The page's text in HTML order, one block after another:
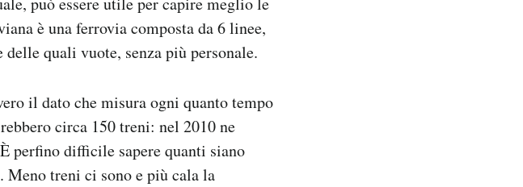
è una ferrovia composta da 6 linee,
quali vuote, senza più personale.
il dato che misura ogni quanto tempo
circa 150 treni: nel 2010 ne
perfino difficile sapere quanti siano
Meno treni ci sono e più cala la